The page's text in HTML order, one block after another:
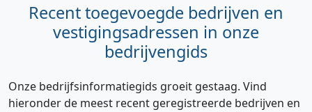
Recent toegevoegde bedrijven en
vestigingsadressen in onze
bedrijvengids
Onze bedrijfsinformatiegids groeit gestaag. Vind
hieronder de meest recent geregistreerde bedrijven en